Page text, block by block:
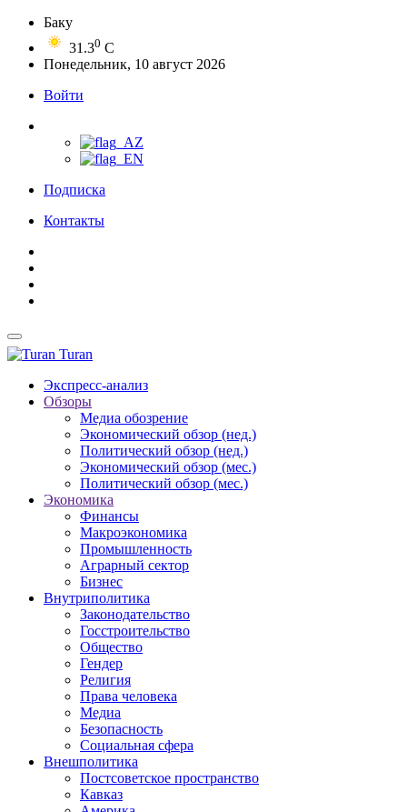
Баку
31.30 C
Понедельник, 10 август 2026
Войти
Подписка
Контакты
Turan
Экспресс-анализ
Обзоры
Медиа обозрение
Экономический обзор (нед.)
Политический обзор (нед.)
Экономический обзор (мес.)
Политический обзор (мес.)
Экономика
Финансы
Макроэкономика
Промышленность
Аграрный сектор
Бизнес
Внутриполитика
Законодательство
Госстроительство
Общество
Гендер
Религия
Права человека
Медиа
Безопасность
Социальная сфера
Внешполитика
Постсоветское пространство
Кавказ